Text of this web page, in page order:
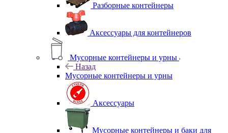
Разборные контейнеры
Аксессуары для контейнеров
Мусорные контейнеры и урны
Назад
Мусорные контейнеры и урны
Аксессуары
Мусорные контейнеры и баки для